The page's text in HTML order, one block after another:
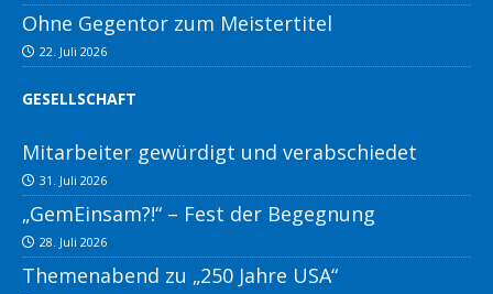
Ohne Gegentor zum Meistertitel
22. Juli 2026
GESELLSCHAFT
Mitarbeiter gewürdigt und verabschiedet
31. Juli 2026
„GemEinsam?!“ – Fest der Begegnung
28. Juli 2026
Themenabend zu „250 Jahre USA“